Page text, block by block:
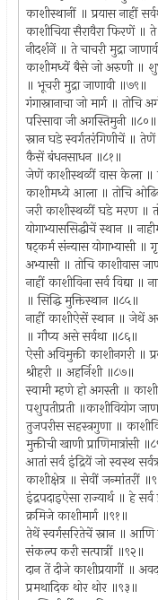
काशीस्थानीं ॥ प्रयास नाहीं
काशीचिया सैरावैरा फिरणें ॥
नीदर्शनें ॥ ते चाचरी मुद्रा
काशीमध्यें बैसे जो अरुणी ॥
॥ भूचरी मुद्रा जाणावी ॥७९॥
गंगास्नानाचा जो मार्ग ॥ तोचि
परिसावा जी अगस्तिमुनी ॥८०॥
स्नान घडे स्वर्गतरंगिणीचें ॥
कैसें बंधनसाधन ॥८१॥
जेणें काशीस्थळीं वास केला ॥
काशीमध्ये आला ॥ तोचि
जरी काशीस्थळीं घडे मरण ॥
योगाभ्याससिद्धीचें स्थान ॥
षट्‌कर्म संन्यास योगाभ्यासी ॥
अभ्यासी ॥ तोचि काशीवास
नाहीं काशीविना सर्व विद्या ॥
॥ सिद्धि मुक्तिस्थान ॥८५॥
नाहीं काशीऐसें स्थान ॥ जेथें
॥ गौप्य असे सर्वथा ॥८६॥
ऐसी अविमुक्ती काशीनगरी ॥
श्रीहरी ॥ अहर्निशी ॥८७॥
स्वामी म्हणे हो अगस्ती ॥
पशुपतीप्रती ॥काशीवियोग
तुजपरीस सहस्त्रगुणा ॥
मुक्तीची खाणी प्राणिमात्रांसी
आतां सर्व इंद्रियें जो स्वस्थ
काशीक्षेत्र ॥ सेवीं जन्मांतरीं
इंद्रपदाइऐसा राज्यार्थ ॥ हे
क्रमिजे काशीमार्ग ॥९१॥
तेथें स्वर्गसरितेचें स्नान ॥ आणि
संकल्प करी सत्पात्रीं ॥९२॥
दान तें दीजे काशीप्रयागीं ॥
प्रमथादिक थोर थोर ॥९३॥